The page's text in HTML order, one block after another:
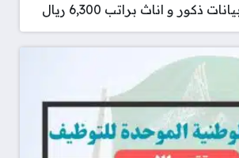
و اناث براتب 6,300 ريال